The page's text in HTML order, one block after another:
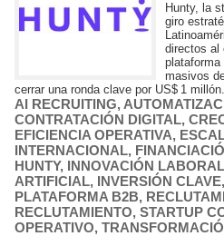
Hunty, la
giro
directos al
masivos
cerrar una ronda clave por US$ 1
AI RECRUITING,
CONTRATACIÓN DIGITAL,
EFICIENCIA OPERATIVA,
INTERNACIONAL,
HUNTY, INNOVACIÓN LABORAL
ARTIFICIAL, INVERSIÓN CLAVE,
PLATAFORMA B2B,
RECLUTAMIENTO, STARTUP
OPERATIVO,